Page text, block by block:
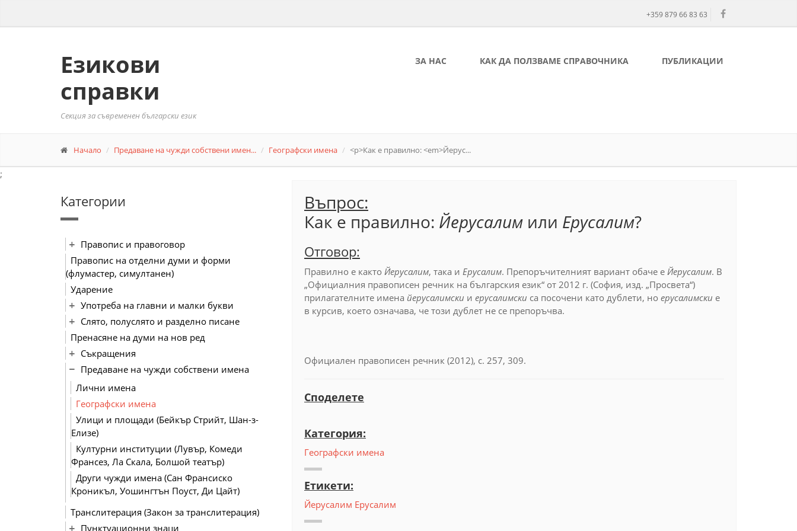
+359 879 66 83 63
Езикови
справки
Секция за съвременен български език
ЗА НАС КАК ДА ПОЛЗВАМЕ СПРАВОЧНИКА ПУБЛИКАЦИИ
Начало Предаване на чужди собствени имен... Географски имена <p>Как е правилно: <em>Йерус...
;
Категории
Правопис и правоговор
Правопис на отделни думи и форми
(флумастер, симултанен)
Ударение
Употреба на главни и малки букви
Слято, полуслято и разделно писане
Пренасяне на думи на нов ред
Съкращения
Предаване на чужди собствени имена
Лични имена
Географски имена
Улици и площади (Бейкър Стрийт, Шан-з-
Елизе)
Културни институции (Лувър, Комеди
Франсез, Ла Скала, Болшой театър)
Други чужди имена (Сан Франсиско
Кроникъл, Уошингтън Поуст, Ди Цайт)
Транслитерация (Закон за транслитерация)
Пунктуационни знаци
Въпрос:
Как е правилно: Йерусалим или Ерусалим?
Отговор:
Правилно е както Йерусалим, така и Ерусалим. Препоръчителният вариант обаче е Йерусалим. В
„Официалния правописен речник на българския език“ от 2012 г. (София, изд. „Просвета“)
прилагателните имена йерусалимски и ерусалимски са посочени като дублети, но ерусалимски е
в курсив, което означава, че този дублет не се препоръчва.
Официален правописен речник (2012), с. 257, 309.
Споделете
Категория:
Географски имена
Етикети:
Йерусалим Ерусалим